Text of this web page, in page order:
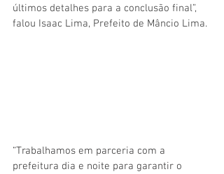
últimos detalhes para a conclusão final”,
falou Isaac Lima, Prefeito de Mâncio Lima.
“Trabalhamos em parceria com a
prefeitura dia e noite para garantir o